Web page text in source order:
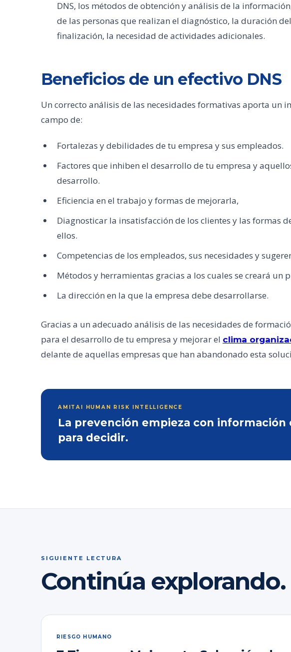
DNS, los métodos de obtención y análisis de la
de las personas que realizan el diagnóstico, la duración
finalización, la necesidad de actividades adicionales.
Beneficios de un efectivo DNS
Un correcto análisis de las necesidades formativas aporta un
campo de:
Fortalezas y debilidades de tu empresa y sus empleados.
Factores que inhiben el desarrollo de tu empresa y
desarrollo.
Eficiencia en el trabajo y formas de mejorarla,
Diagnosticar la insatisfacción de los clientes y las formas
ellos.
Competencias de los empleados, sus necesidades y
Métodos y herramientas gracias a los cuales se creará un
La dirección en la que la empresa debe desarrollarse.
Gracias a un adecuado análisis de las necesidades de
para el desarrollo de tu empresa y mejorar el clima
delante de aquellas empresas que han abandonado esta
AMITAI HUMAN RISK INTELLIGENCE
La prevención empieza con información
para decidir.
SIGUIENTE LECTURA
Continúa explorando.
RIESGO HUMANO